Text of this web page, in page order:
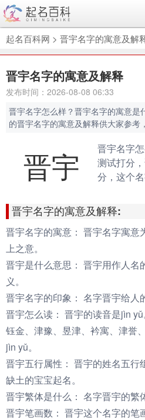
起名百科网 > 晋宇名字的寓意及解
晋宇名字的寓意及解释
发布时间：2026-08-08 06:33
晋宇名字怎么样？晋宇名字的寓意是
的晋宇名字的寓意及解释供大家参考
晋宇
晋宇名字
测试打分
分，这个
上为很棒
字，70分
晋宇名字的寓意及解释:
晋宇名字的寓意： 晋宇名字寓意
上之意。
晋宇是什么意思： 晋宇用作人名
义。
晋宇名字的印象： 名字晋宇给人
晋宇怎么读： 晋宇的读音是jìn yǔ
钰金、津豫、昱津、衿寓、津誉
jìn yǔ。
晋宇五行属性： 晋宇的姓名五行
缺土的宝宝起名。
晋宇繁体是什么： 名字晋宇的繁
晋宇笔画数： 晋宇这个名字的笔